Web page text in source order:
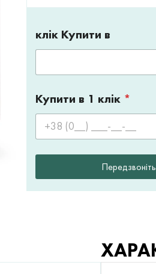
клік Купити в
Купити в 1 клік *